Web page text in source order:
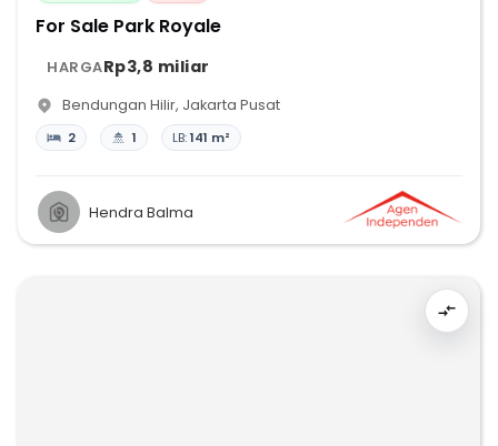
For Sale Park Royale
HARGARp3,8 miliar
Bendungan Hilir, Jakarta Pusat
2 1 LB:141 m²
Hendra Balma